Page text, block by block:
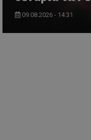
09.08.2026 - 14:31